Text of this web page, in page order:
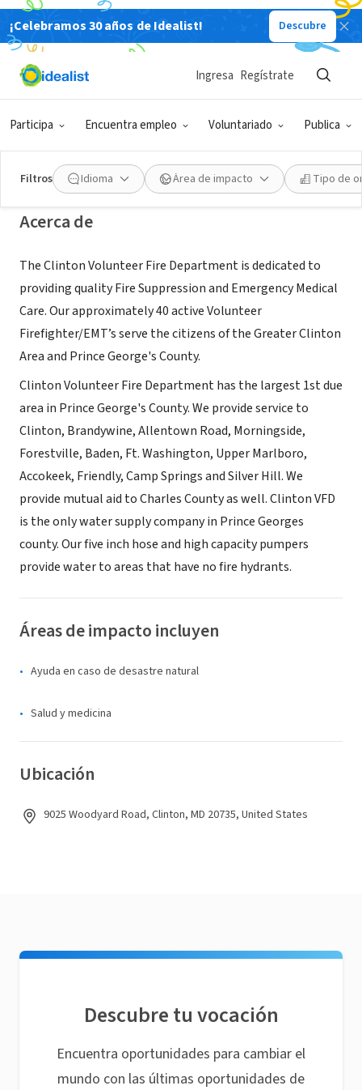
¡Celebramos 30 años de Idealist! Descubre
Participa Encuentra empleo Voluntariado Publica
Ingresa Regístrate
Filtros Idioma Área de impacto Tipo de
ORGANIZACIÓN SIN FIN DE LUCRO
Clinton Volunteer Fire Department,
Inc.
Clinton, MD www.clintonvfd.org
Acerca de
The Clinton Volunteer Fire Department is dedicated to
providing quality Fire Suppression and Emergency Medical
Care. Our approximately 40 active Volunteer
Firefighter/EMT’s serve the citizens of the Greater Clinton
Area and Prince George's County.
Clinton Volunteer Fire Department has the largest 1st due
area in Prince George's County. We provide service to
Clinton, Brandywine, Allentown Road, Morningside,
Forestville, Baden, Ft. Washington, Upper Marlboro,
Accokeek, Friendly, Camp Springs and Silver Hill. We
provide mutual aid to Charles County as well. Clinton VFD
is the only water supply company in Prince Georges
county. Our five inch hose and high capacity pumpers
provide water to areas that have no fire hydrants.
Áreas de impacto incluyen
Ayuda en caso de desastre natural
Salud y medicina
Ubicación
9025 Woodyard Road, Clinton, MD 20735, United States
Descubre tu vocación
Encuentra oportunidades para cambiar el
mundo con las últimas oportunidades de